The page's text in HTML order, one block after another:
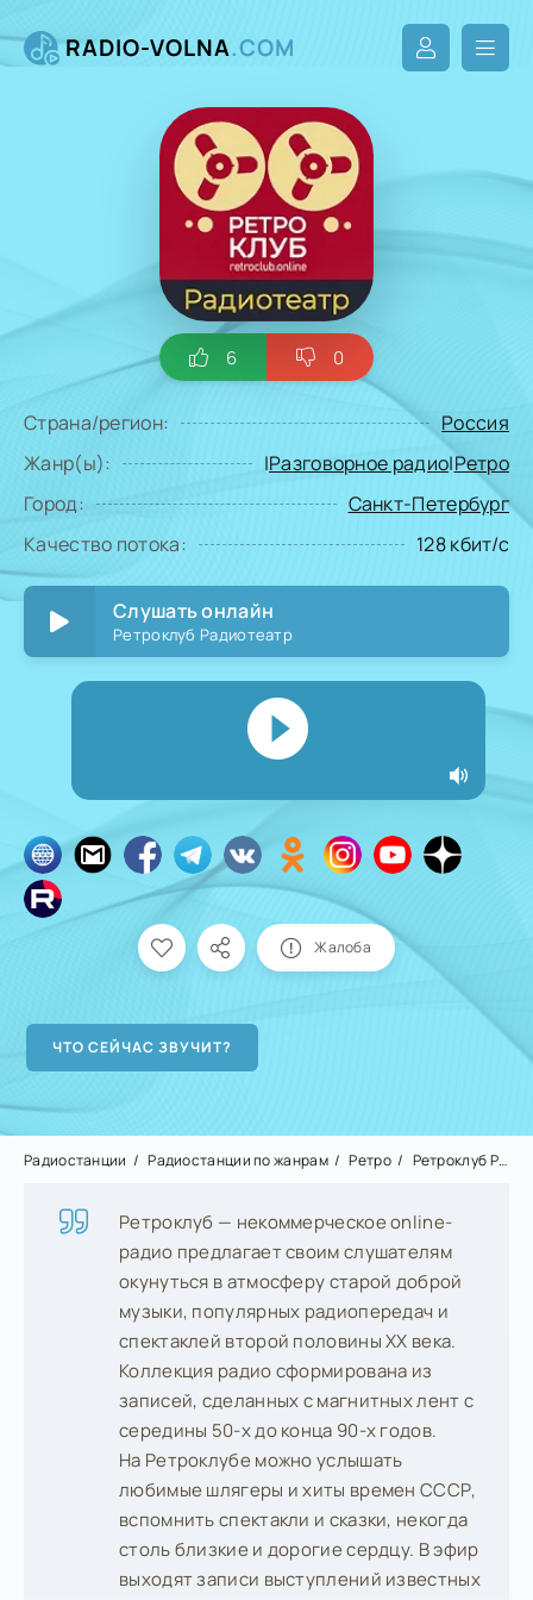
RADIO-VOLNA.COM
6 0
Страна/регион:
Россия
Жанр(ы):
|Разговорное радио|Ретро
Город:
Санкт-Петербург
Качество потока:
128 кбит/с
Слушать онлайн
Ретроклуб Радиотеатр
Жалоба
Радиостанции Радиостанции по жанрам Ретро Ретроклуб Радиотеатр
Ретроклуб — некоммерческое online-
радио предлагает своим слушателям
окунуться в атмосферу старой доброй
музыки, популярных радиопередач и
спектаклей второй половины XX века.
Коллекция радио сформирована из
записей, сделанных с магнитных лент с
середины 50-х до конца 90-х годов.
На Ретроклубе можно услышать
любимые шлягеры и хиты времен СССР,
вспомнить спектакли и сказки, некогда
столь близкие и дорогие сердцу. В эфир
выходят записи выступлений известных